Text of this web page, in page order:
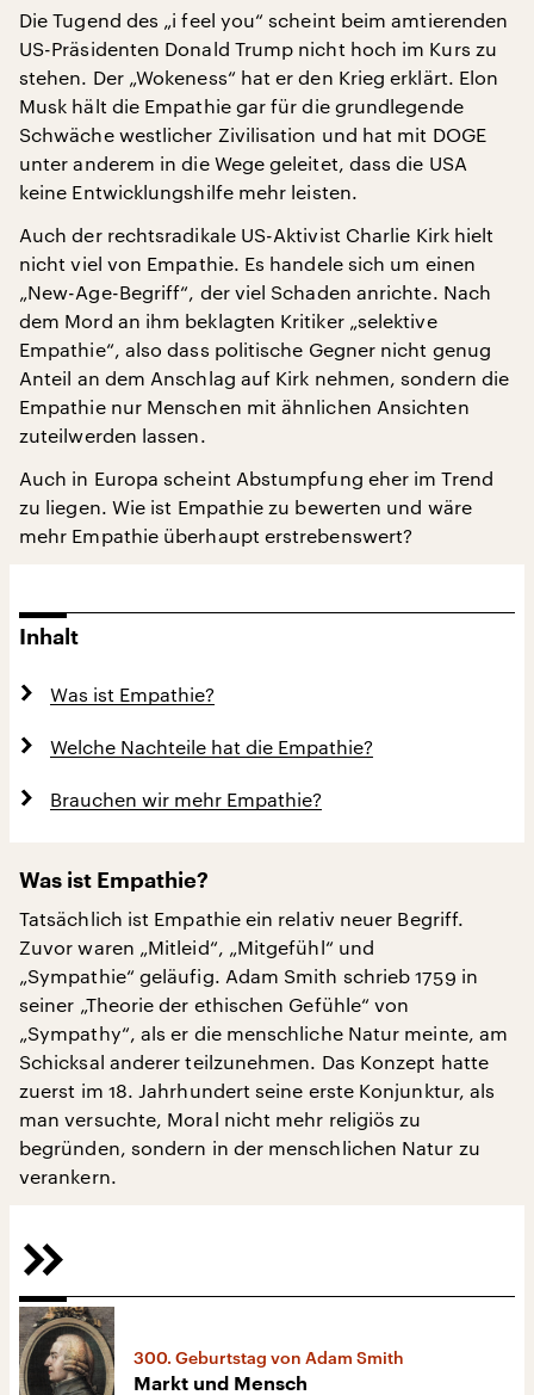
Die Tugend des „i feel you“ scheint beim amtierenden
US-Präsidenten Donald Trump nicht hoch im Kurs zu
stehen. Der „Wokeness“ hat er den Krieg erklärt. Elon
Musk hält die Empathie gar für die grundlegende
Schwäche westlicher Zivilisation und hat mit DOGE
unter anderem in die Wege geleitet, dass die USA
keine Entwicklungshilfe mehr leisten.
Auch der rechtsradikale US-Aktivist Charlie Kirk hielt
nicht viel von Empathie. Es handele sich um einen
„New-Age-Begriff“, der viel Schaden anrichte. Nach
dem Mord an ihm beklagten Kritiker „selektive
Empathie“, also dass politische Gegner nicht genug
Anteil an dem Anschlag auf Kirk nehmen, sondern die
Empathie nur Menschen mit ähnlichen Ansichten
zuteilwerden lassen.
Auch in Europa scheint Abstumpfung eher im Trend
zu liegen. Wie ist Empathie zu bewerten und wäre
mehr Empathie überhaupt erstrebenswert?
Inhalt
Was ist Empathie?
Welche Nachteile hat die Empathie?
Brauchen wir mehr Empathie?
Was ist Empathie?
Tatsächlich ist Empathie ein relativ neuer Begriff.
Zuvor waren „Mitleid“, „Mitgefühl“ und
„Sympathie“ geläufig. Adam Smith schrieb 1759 in
seiner „Theorie der ethischen Gefühle“ von
„Sympathy“, als er die menschliche Natur meinte, am
Schicksal anderer teilzunehmen. Das Konzept hatte
zuerst im 18. Jahrhundert seine erste Konjunktur, als
man versuchte, Moral nicht mehr religiös zu
begründen, sondern in der menschlichen Natur zu
verankern.
300. Geburtstag von Adam Smith
Markt und Mensch